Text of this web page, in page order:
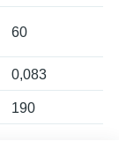
60
0,083
190